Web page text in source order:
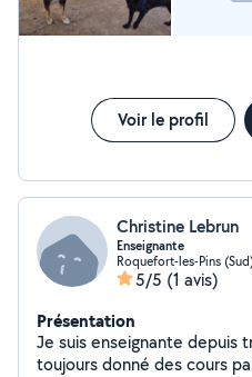
Voir le profil
Christine Lebrun
Enseignante
Roquefort-les-Pins
5/5 (1 avis)
Présentation
Je suis enseignante depuis
toujours donné des cours